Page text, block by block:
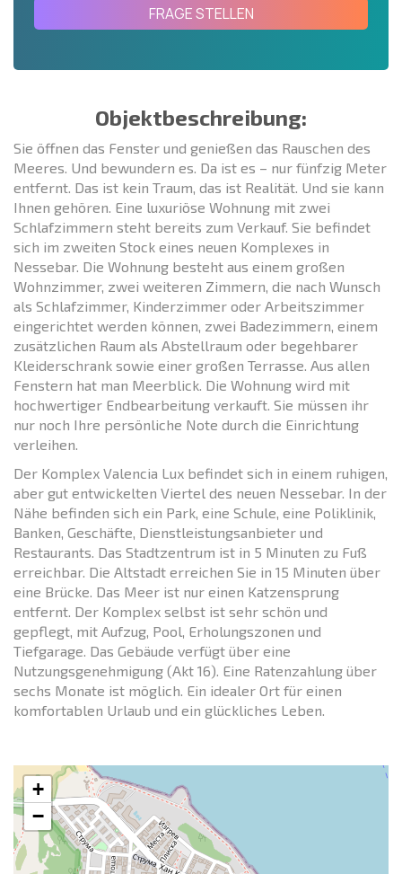
FRAGE STELLEN
Objektbeschreibung:
Sie öffnen das Fenster und genießen das Rauschen des
Meeres. Und bewundern es. Da ist es – nur fünfzig Meter
entfernt. Das ist kein Traum, das ist Realität. Und sie kann
Ihnen gehören. Eine luxuriöse Wohnung mit zwei
Schlafzimmern steht bereits zum Verkauf. Sie befindet
sich im zweiten Stock eines neuen Komplexes in
Nessebar. Die Wohnung besteht aus einem großen
Wohnzimmer, zwei weiteren Zimmern, die nach Wunsch
als Schlafzimmer, Kinderzimmer oder Arbeitszimmer
eingerichtet werden können, zwei Badezimmern, einem
zusätzlichen Raum als Abstellraum oder begehbarer
Kleiderschrank sowie einer großen Terrasse. Aus allen
Fenstern hat man Meerblick. Die Wohnung wird mit
hochwertiger Endbearbeitung verkauft. Sie müssen ihr
nur noch Ihre persönliche Note durch die Einrichtung
verleihen.
Der Komplex Valencia Lux befindet sich in einem ruhigen,
aber gut entwickelten Viertel des neuen Nessebar. In der
Nähe befinden sich ein Park, eine Schule, eine Poliklinik,
Banken, Geschäfte, Dienstleistungsanbieter und
Restaurants. Das Stadtzentrum ist in 5 Minuten zu Fuß
erreichbar. Die Altstadt erreichen Sie in 15 Minuten über
eine Brücke. Das Meer ist nur einen Katzensprung
entfernt. Der Komplex selbst ist sehr schön und
gepflegt, mit Aufzug, Pool, Erholungszonen und
Tiefgarage. Das Gebäude verfügt über eine
Nutzungsgenehmigung (Akt 16). Eine Ratenzahlung über
sechs Monate ist möglich. Ein idealer Ort für einen
komfortablen Urlaub und ein glückliches Leben.
+
−